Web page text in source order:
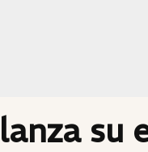
su